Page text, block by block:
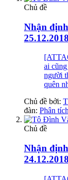
Chủ đề
Nhận
25.12.2018
ai
người
quên
Chủ đề bởi:
đàn: Phân
Chủ đề
Nhận
24.12.2018